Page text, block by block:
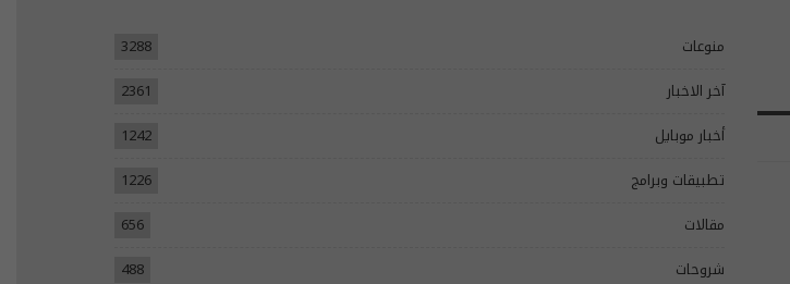
منوعات
3288
آخر الاخبار
2361
أخبار موبايل
1242
تطبيقات وبرامج
1226
مقالات
656
شروحات
488